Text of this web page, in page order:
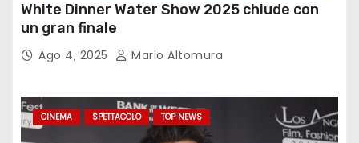
White Dinner Water Show 2025 chiude con
un gran finale
Ago 4, 2025 Mario Altomura
CINEMA SPETTACOLO TOP NEWS